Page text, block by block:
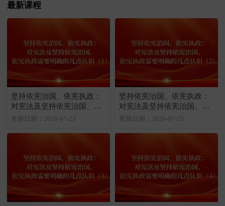
最新课程
坚持依宪治国、依宪执政：
对宪法及坚持依宪治国、依
宪执政需要明确的几点认识
更新日期：2026-07-23
坚持依宪治国、依宪执政：
对宪法及坚持依宪治国、依
宪执政需要明确的几点认识
更新日期：2026-07-23